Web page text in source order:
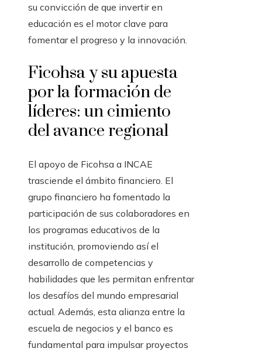
su convicción de que invertir en
educación es el motor clave para
fomentar el progreso y la innovación.
Ficohsa y su apuesta
por la formación de
líderes: un cimiento
del avance regional
El apoyo de Ficohsa a INCAE
trasciende el ámbito financiero. El
grupo financiero ha fomentado la
participación de sus colaboradores en
los programas educativos de la
institución, promoviendo así el
desarrollo de competencias y
habilidades que les permitan enfrentar
los desafíos del mundo empresarial
actual. Además, esta alianza entre la
escuela de negocios y el banco es
fundamental para impulsar proyectos